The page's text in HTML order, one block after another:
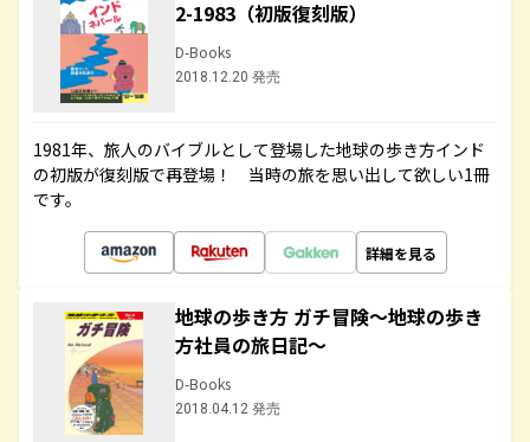
2-1983（初版復刻版）
D-Books
2018.12.20 発売
1981年、旅人のバイブルとして登場した地球の歩き方インド
の初版が復刻版で再登場！ 当時の旅を思い出して欲しい1冊
です。
詳細を見る
地球の歩き方 ガチ冒険～地球の歩き
方社員の旅日記～
D-Books
2018.04.12 発売